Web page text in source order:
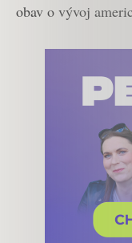
obav o vývoj